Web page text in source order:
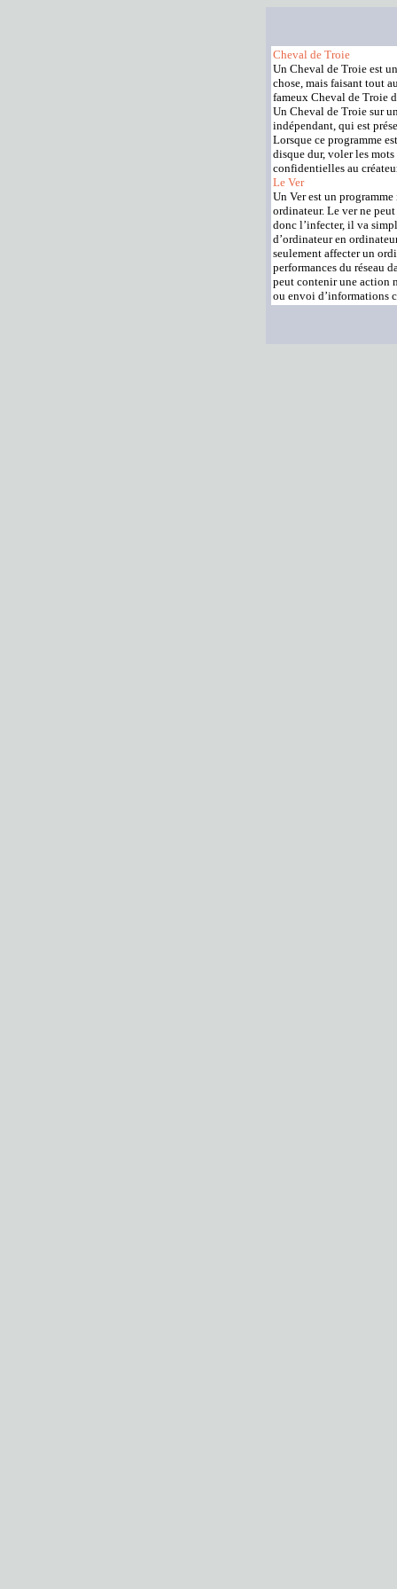
Cheval de Troie
Un Cheval de Troie est
chose, mais faisant tout
fameux Cheval de Troie
Un Cheval de Troie sur
indépendant, qui est
Lorsque ce programme
disque dur, voler les
confidentielles au
Le Ver
Un Ver est un
ordinateur. Le ver ne
donc l’infecter, il va
d’ordinateur en
seulement affecter un
performances du réseau
peut contenir une action
ou envoi d’informations